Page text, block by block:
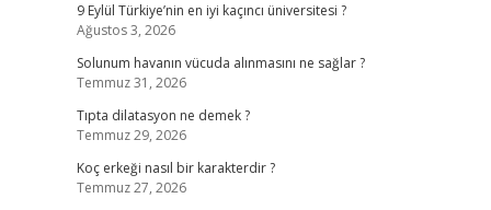
9 Eylül Türkiye’nin en iyi kaçıncı üniversitesi ?
Ağustos 3, 2026
Solunum havanın vücuda alınmasını ne sağlar ?
Temmuz 31, 2026
Tıpta dilatasyon ne demek ?
Temmuz 29, 2026
Koç erkeği nasıl bir karakterdir ?
Temmuz 27, 2026